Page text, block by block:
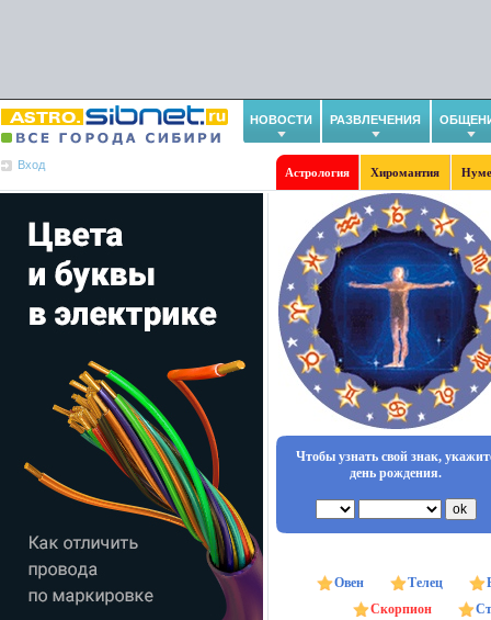
НОВОСТИ РАЗВЛЕЧЕНИЯ
Вход
Астрология Хиромантия
Чтобы узнать свой знак,
день рождения.
Овен Телец
Скорпион